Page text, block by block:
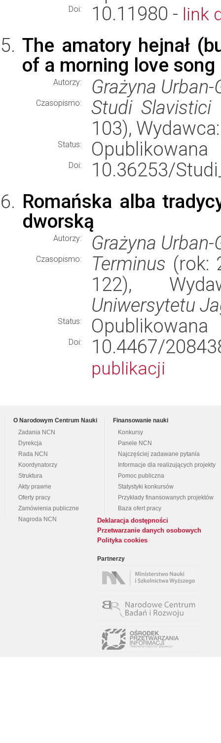
Doi: 10.11980 - link
The amatory hejnał
of a morning love song
Autorzy: Grażyna Urban-
Czasopismo: Studi Slavistici
103),
Status: Opublikowana
Doi:
10.36253/
Romańska alba
dworską
Autorzy: Grażyna Urban-
Czasopismo: Terminus (rok:
122),
Uniwersytetu
Status: Opublikowana
Doi: 10.4467/
publikacji
O Narodowym Centrum Nauki
Zadania NCN
Dyrekcja
Rada NCN
Koordynatorzy
Struktura
Akty prawne
Oferty pracy
Zamówienia publiczne
Nagroda NCN
Finansowanie nauki
Konkursy
Panele NCN
Najczęściej zadawane pytania
Informacje dla realizujących projekty
Pomoc publiczna
Statystyki konkursów
Przykłady finansowanych projektów
Baza ofert pracy
Deklaracja dostępności
Przetwarzanie danych osobowych
Polityka cookies
Partnerzy